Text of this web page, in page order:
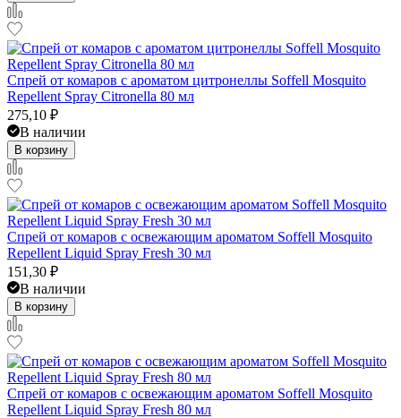
Спрей от комаров с ароматом цитронеллы Soffell Mosquito
Repellent Spray Citronella 80 мл
275,10 ₽
В наличии
В корзину
Спрей от комаров с освежающим ароматом Soffell Mosquito
Repellent Liquid Spray Fresh 30 мл
151,30 ₽
В наличии
В корзину
Спрей от комаров с освежающим ароматом Soffell Mosquito
Repellent Liquid Spray Fresh 80 мл